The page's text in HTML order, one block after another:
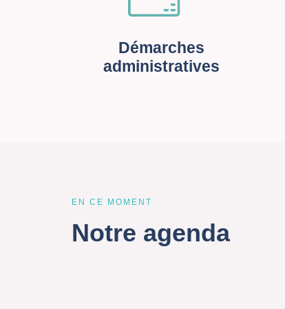
Démarches
administratives
EN CE MOMENT
Notre agenda